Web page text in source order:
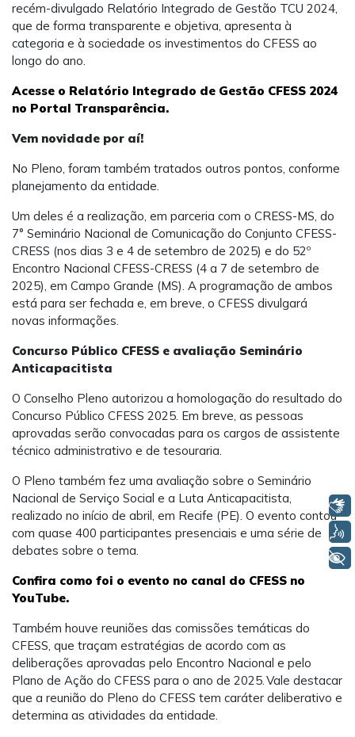
recém-divulgado Relatório Integrado de Gestão TCU 2024,
que de forma transparente e objetiva, apresenta à
categoria e à sociedade os investimentos do CFESS ao
longo do ano.
Acesse o Relatório Integrado de Gestão CFESS 2024
no Portal Transparência.
Vem novidade por aí!
No Pleno, foram também tratados outros pontos, conforme
planejamento da entidade.
Um deles é a realização, em parceria com o CRESS-MS, do
7° Seminário Nacional de Comunicação do Conjunto CFESS-
CRESS (nos dias 3 e 4 de setembro de 2025) e do 52º
Encontro Nacional CFESS-CRESS (4 a 7 de setembro de
2025), em Campo Grande (MS). A programação de ambos
está para ser fechada e, em breve, o CFESS divulgará
novas informações.
Concurso Público CFESS e avaliação Seminário
Anticapacitista
O Conselho Pleno autorizou a homologação do resultado do
Concurso Público CFESS 2025. Em breve, as pessoas
aprovadas serão convocadas para os cargos de assistente
técnico administrativo e de tesouraria.
O Pleno também fez uma avaliação sobre o Seminário
Nacional de Serviço Social e a Luta Anticapacitista,
realizado no início de abril, em Recife (PE). O evento contou
com quase 400 participantes presenciais e uma série de
debates sobre o tema.
Confira como foi o evento no canal do CFESS no
YouTube.
Também houve reuniões das comissões temáticas do
CFESS, que traçam estratégias de acordo com as
deliberações aprovadas pelo Encontro Nacional e pelo
Plano de Ação do CFESS para o ano de 2025. Vale destacar
que a reunião do Pleno do CFESS tem caráter deliberativo e
determina as atividades da entidade.
Libras
Voz